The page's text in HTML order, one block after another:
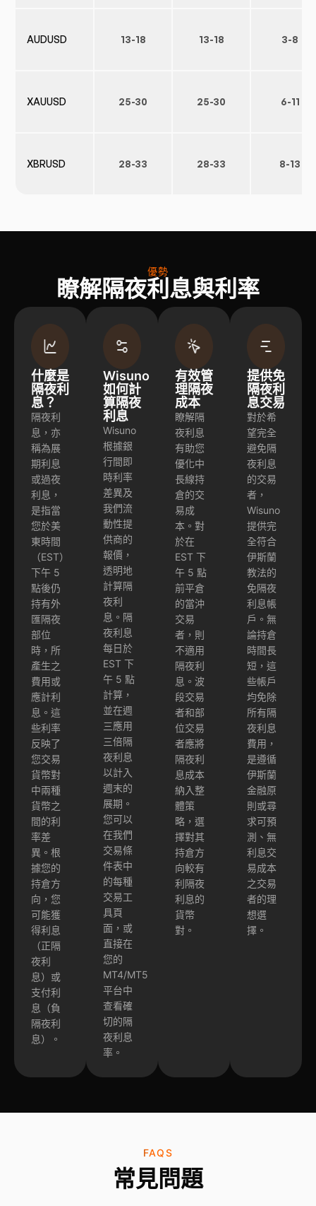
AUDUSD 13-18 13-18 3-8
XAUUSD 25-30 25-30 6-11
XBRUSD 28-33 28-33 8-13
優勢
瞭解隔夜利息與利率
什麼是
隔夜利
息？
隔夜利
息，亦
稱為展
期利息
或過夜
利息，
是指當
您於美
東時間
（EST）
下午 5
點後仍
持有外
匯隔夜
部位
時，所
產生之
費用或
應計利
息。這
些利率
反映了
您交易
貨幣對
中兩種
貨幣之
間的利
率差
異。根
據您的
持倉方
向，您
可能獲
得利息
（正隔
夜利
息）或
支付利
息（負
隔夜利
息）。
Wisuno
如何計
算隔夜
利息
Wisuno
根據銀
行間即
時利率
差異及
我們流
動性提
供商的
報價，
透明地
計算隔
夜利
息。隔
夜利息
每日於
EST 下
午 5 點
計算，
並在週
三應用
三倍隔
夜利息
以計入
週末的
展期。
您可以
在我們
交易條
件表中
的每種
交易工
具頁
面，或
直接在
您的
MT4/MT5
平台中
查看確
切的隔
夜利息
率。
有效管
理隔夜
成本
瞭解隔
夜利息
有助您
優化中
長線持
倉的交
易成
本。對
於在
EST 下
午 5 點
前平倉
的當沖
交易
者，則
不適用
隔夜利
息。波
段交易
者和部
位交易
者應將
隔夜利
息成本
納入整
體策
略，選
擇對其
持倉方
向較有
利隔夜
利息的
貨幣
對。
提供免
隔夜利
息交易
對於希
望完全
避免隔
夜利息
的交易
者，
Wisuno
提供完
全符合
伊斯蘭
教法的
免隔夜
利息帳
戶。無
論持倉
時間長
短，這
些帳戶
均免除
所有隔
夜利息
費用，
是遵循
伊斯蘭
金融原
則或尋
求可預
測、無
利息交
易成本
之交易
者的理
想選
擇。
FAQS
常見問題